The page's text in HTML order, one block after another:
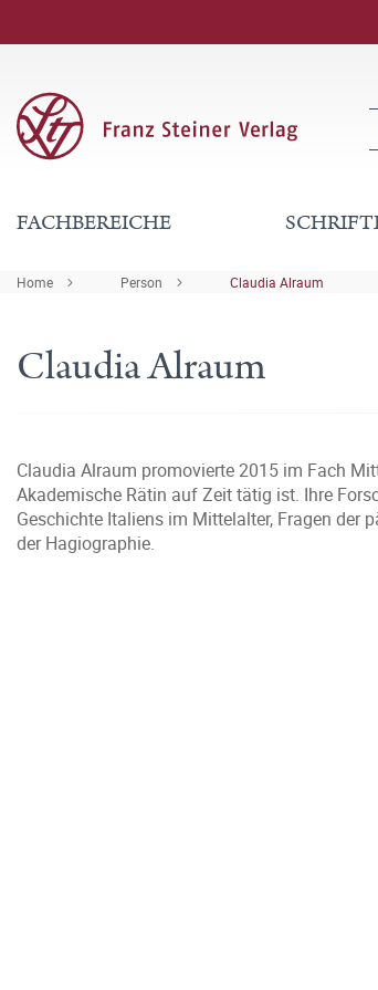
FACHBEREICHE
Home Person Claudia Alraum
Claudia Alraum
Claudia Alraum promovierte 2015 im Fach
Akademische Rätin auf Zeit tätig ist. Ihre
Geschichte Italiens im Mittelalter, Fragen der
der Hagiographie.